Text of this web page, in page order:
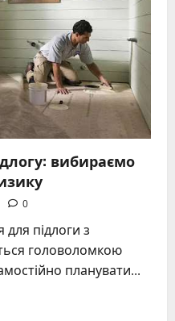
вибираємо
0
для підлоги з
головоломкою
планувати...